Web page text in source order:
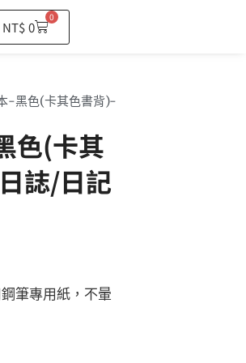
NT$0
0
購
物
-黑色(卡其色書背)-
色(卡其
誌/日記
筆專用紙，不暈